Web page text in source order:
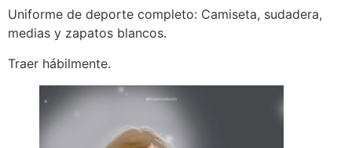
Uniforme de deporte completo: Camiseta, sudadera,
medias y zapatos blancos.
Traer hábilmente.